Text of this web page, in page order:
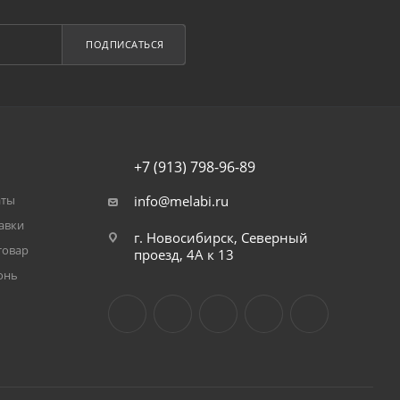
ПОДПИСАТЬСЯ
+7 (913) 798-96-89
info@melabi.ru
г. Новосибирск, Северный
проезд, 4А к 13